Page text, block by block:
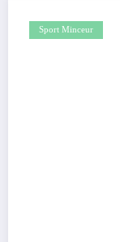
Sport Minceur